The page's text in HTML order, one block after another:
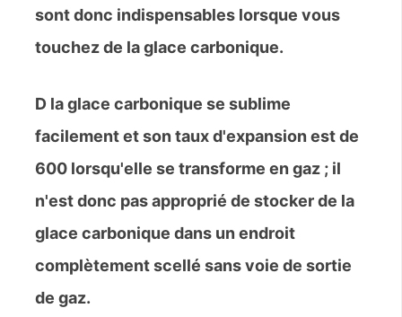
sont donc indispensables lorsque vous
touchez de la glace carbonique.
D la glace carbonique se sublime
facilement et son taux d'expansion est de
600 lorsqu'elle se transforme en gaz ; il
n'est donc pas approprié de stocker de la
glace carbonique dans un endroit
complètement scellé sans voie de sortie
de gaz.